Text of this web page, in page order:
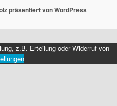
präsentiert von WordPress
z.B. Erteilung oder Widerruf von